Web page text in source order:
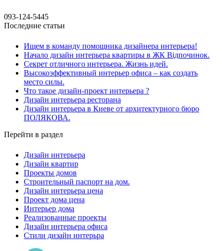
093-124-5445
Последние статьи
Ищем в команду помощника дизайнера интерьера!
Начало дизайн интерьера квартиры в ЖК Відпочинок.
Секрет отличного интерьера. Жизнь идей.
Высокоэффективный интерьер офиса – как создать
место силы.
Что такое дизайн-проект интерьера ?
Дизайн интерьера ресторана
Дизайн интерьера в Киеве от архитектурного бюро
ПОЛЯКОВА.
Перейти в раздел
Дизайн интерьера
Дизайн квартир
Проекты домов
Строительный паспорт на дом.
Дизайн интерьера цена
Проект дома цена
Интерьер дома
Реализованные проекты
Дизайн интерьера офиса
Cтили дизайн интерьра